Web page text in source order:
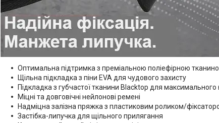
Оптимальна підтримка з преміальною поліефірною
Щільна підкладка з піни EVA для чудового захисту
Підкладка з губчастої тканини Blacktop для
Міцні та довговічні нейлонові ремені
Надміцна залізна пряжка з пластиковим роликом/
Застібка-липучка для щільного прилягання